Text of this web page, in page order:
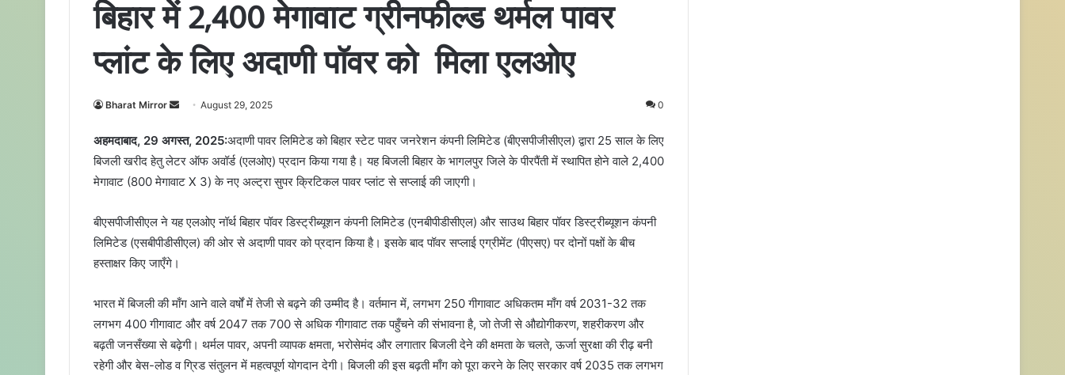
बिहार में 2,400 मेगावाट ग्रीनफील्ड थर्मल पावर
प्लांट के लिए अदाणी पॉवर को मिला एलओए
Bharat Mirror
n
d
a
e
m
l
August 29, 2025 0
अहमदाबाद, 29 अगस्त, 2025:अदाणी पावर लिमिटेड को बिहार स्टेट पावर जनरेशन कंपनी लिमिटेड (बीएसपीजीसीएल) द्वारा 25 साल के लिए
बिजली खरीद हेतु लेटर ऑफ अवॉर्ड (एलओए) प्रदान किया गया है। यह बिजली बिहार के भागलपुर जिले के पीरपैंती में स्थापित होने वाले 2,400
मेगावाट (800 मेगावाट X 3) के नए अल्ट्रा सुपर क्रिटिकल पावर प्लांट से सप्लाई की जाएगी।
बीएसपीजीसीएल ने यह एलओए नॉर्थ बिहार पॉवर डिस्ट्रीब्यूशन कंपनी लिमिटेड (एनबीपीडीसीएल) और साउथ बिहार पॉवर डिस्ट्रीब्यूशन कंपनी
लिमिटेड (एसबीपीडीसीएल) की ओर से अदाणी पावर को प्रदान किया है। इसके बाद पॉवर सप्लाई एग्रीमेंट (पीएसए) पर दोनों पक्षों के बीच
हस्ताक्षर किए जाएँगे।
भारत में बिजली की माँग आने वाले वर्षों में तेजी से बढ़ने की उम्मीद है। वर्तमान में, लगभग 250 गीगावाट अधिकतम माँग वर्ष 2031-32 तक
लगभग 400 गीगावाट और वर्ष 2047 तक 700 से अधिक गीगावाट तक पहुँचने की संभावना है, जो तेजी से औद्योगीकरण, शहरीकरण और
बढ़ती जनसँख्या से बढ़ेगी। थर्मल पावर, अपनी व्यापक क्षमता, भरोसेमंद और लगातार बिजली देने की क्षमता के चलते, ऊर्जा सुरक्षा की रीढ़ बनी
रहेगी और बेस-लोड व ग्रिड संतुलन में महत्वपूर्ण योगदान देगी। बिजली की इस बढ़ती माँग को पूरा करने के लिए सरकार वर्ष 2035 तक लगभग